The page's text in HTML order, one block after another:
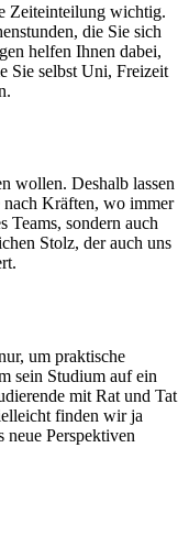
Zeiteinteilung wichtig.
die Sie sich
helfen Ihnen dabei,
Sie selbst Uni, Freizeit
wollen. Deshalb lassen
Kräften, wo immer
Teams, sondern auch
Stolz, der auch uns
um praktische
sein Studium auf ein
mit Rat und Tat
finden wir ja
neue Perspektiven